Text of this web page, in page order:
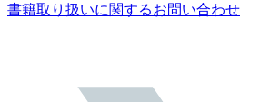
書籍取り扱いに関するお問い合わせ